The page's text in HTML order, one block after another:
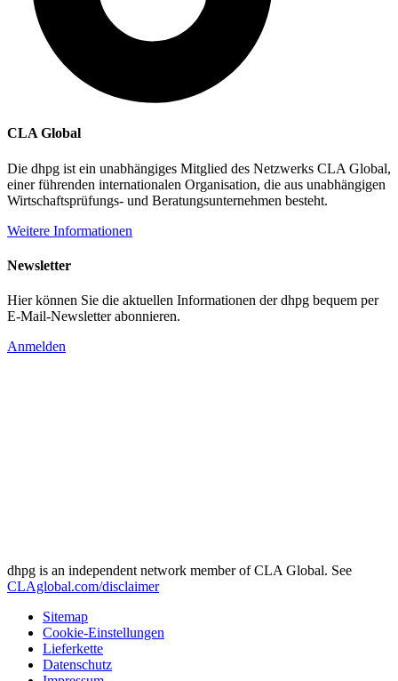
CLA Global
Die dhpg ist ein unabhängiges Mitglied des Netzwerks CLA Global,
einer führenden internationalen Organisation, die aus unabhängigen
Wirtschaftsprüfungs- und Beratungsunternehmen besteht.
Weitere Informationen
Newsletter
Hier können Sie die aktuellen Informationen der dhpg bequem per
E-Mail-Newsletter abonnieren.
Anmelden
dhpg is an independent network member of CLA Global. See
CLAglobal.com/disclaimer
Sitemap
Cookie-Einstellungen
Lieferkette
Datenschutz